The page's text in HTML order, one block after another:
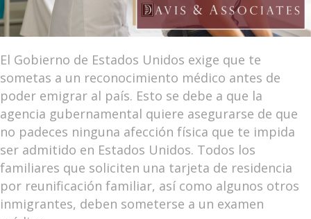
El Gobierno de Estados Unidos exige que te
sometas a un reconocimiento médico antes de
poder emigrar al país. Esto se debe a que la
agencia gubernamental quiere asegurarse de que
no padeces ninguna afección física que te impida
ser admitido en Estados Unidos. Todos los
familiares que soliciten una tarjeta de residencia
por reunificación familiar, así como algunos otros
inmigrantes, deben someterse a un examen